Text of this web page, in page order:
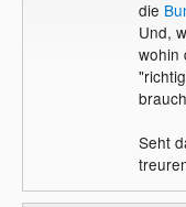
die
Und,
wohin
Seht